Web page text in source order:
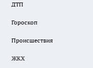
ДТП
Гороскоп
Происшествия
ЖКХ